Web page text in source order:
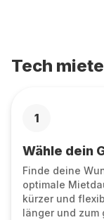
Tech
1
Wähle dein
Finde deine
optimale
kürzer und
länger und zum